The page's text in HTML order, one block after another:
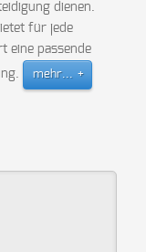
dienen.
für jede
eine passende
mehr...